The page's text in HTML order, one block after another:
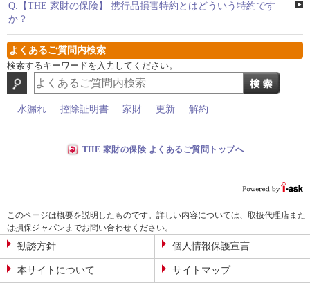
Q. 【THE 家財の保険】 携行品損害特約とはどういう特約です
か？
よくあるご質問内検索
検索するキーワードを入力してください。
水漏れ 控除証明書 家財 更新 解約
THE 家財の保険 よくあるご質問トップへ
このページは概要を説明したものです。詳しい内容については、取扱代理店また
は損保ジャパンまでお問い合わせください。
勧誘方針 個人情報保護宣言
本サイトについて サイトマップ